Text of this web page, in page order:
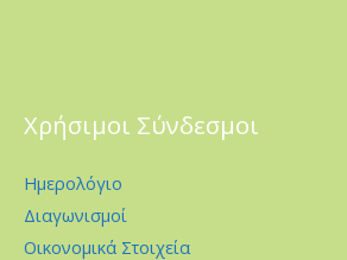
Χρήσιμοι Σύνδεσμοι
Ημερολόγιο
Διαγωνισμοί
Οικονομικά Στοιχεία